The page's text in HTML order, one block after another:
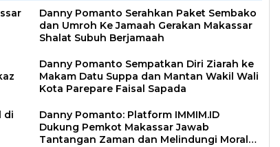
Danny Pomanto Serahkan Paket Sembako
dan Umroh Ke Jamaah Gerakan Makassar
Shalat Subuh Berjamaah
Danny Pomanto Sempatkan Diri Ziarah ke
Makam Datu Suppa dan Mantan Wakil Wali
Kota Parepare Faisal Sapada
di
Danny Pomanto: Platform IMMIM.ID
Dukung Pemkot Makassar Jawab
Tantangan Zaman dan Melindungi Moral